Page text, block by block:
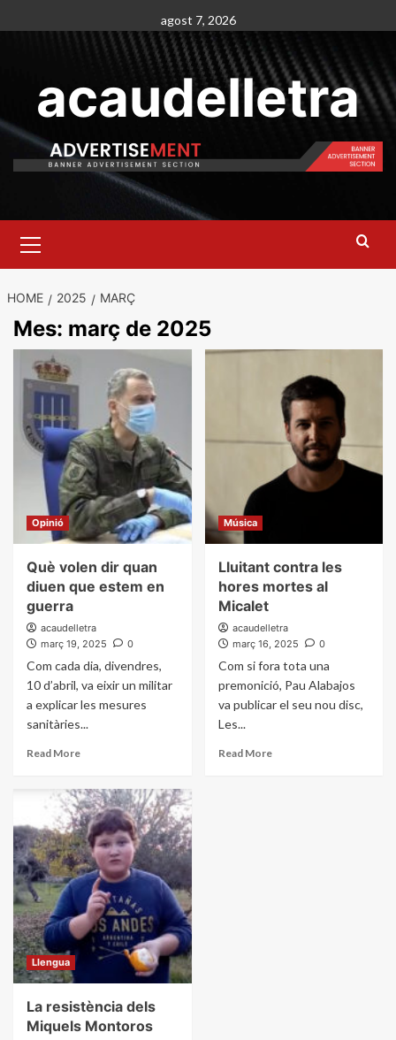
to
agost 7, 2026
acaudelletra
Menu
HOME 2025 MARÇ
Mes: març de 2025
Opinió
Què volen dir quan
diuen que estem en
guerra
acaudelletra
març 19, 2025
0
Com cada dia, divendres,
10 d’abril, va eixir un militar
a explicar les mesures
sanitàries...
Read More
Música
Lluitant contra les
hores mortes al
Micalet
acaudelletra
març 16, 2025
0
Com si fora tota una
premonició, Pau Alabajos
va publicar el seu nou disc,
Les...
Read More
Llengua
La resistència dels
Miquels Montoros